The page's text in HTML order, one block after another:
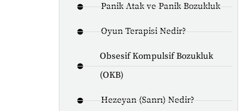
Panik Atak ve Panik Bozukluk
Oyun Terapisi Nedir?
Obsesif Kompulsif Bozukluk
(OKB)
Hezeyan (Sanrı) Nedir?